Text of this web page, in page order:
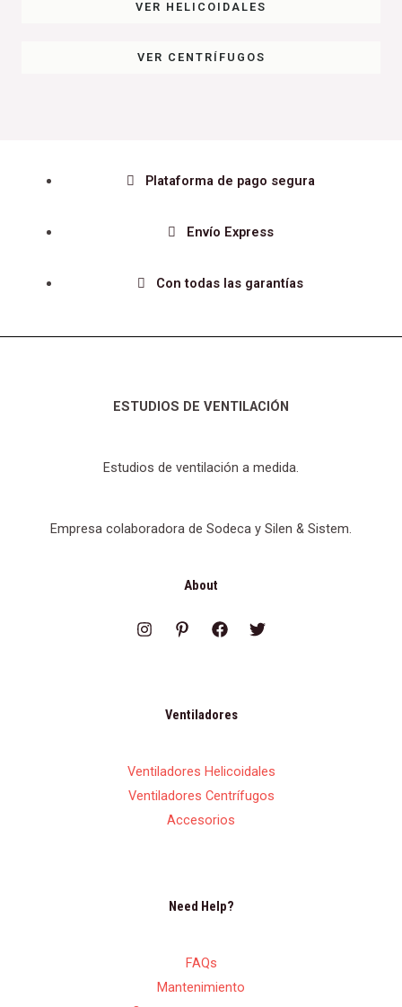
VER HELICOIDALES
VER CENTRÍFUGOS
Plataforma de pago segura
Envío Express
Con todas las garantías
ESTUDIOS DE VENTILACIÓN
Estudios de ventilación a medida.
Empresa colaboradora de Sodeca y Silen & Sistem.
About
Ventiladores
Ventiladores Helicoidales
Ventiladores Centrífugos
Accesorios
Need Help?
FAQs
Mantenimiento